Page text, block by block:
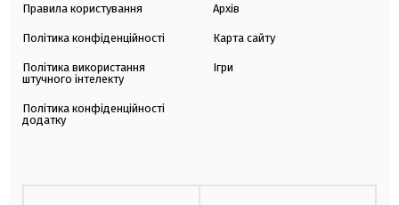
Правила користування
Політика конфіденційності
Політика використання
штучного інтелекту
Політика конфіденційності
додатку
Архів
Карта сайту
Ігри